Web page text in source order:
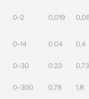
0-2 0,019
0-14 0.04 0,4
0-30 0.23 0,73
0-300 0,78 1,8